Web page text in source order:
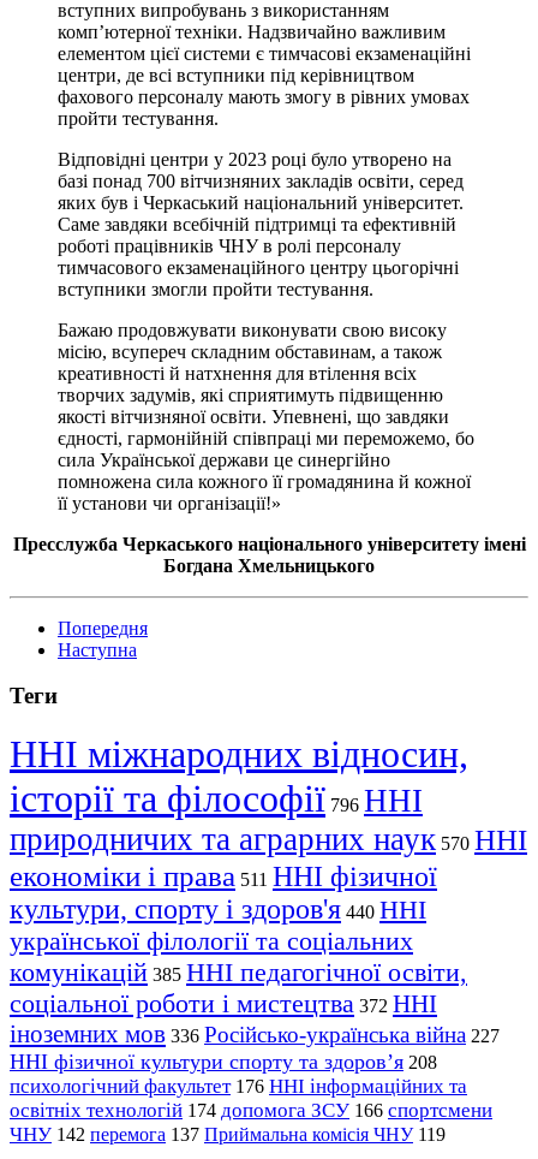
вступних випробувань з використанням
комп’ютерної техніки. Надзвичайно важливим
елементом цієї системи є тимчасові екзаменаційні
центри, де всі вступники під керівництвом
фахового персоналу мають змогу в рівних умовах
пройти тестування.
Відповідні центри у 2023 році було утворено на
базі понад 700 вітчизняних закладів освіти, серед
яких був і Черкаський національний університет.
Саме завдяки всебічній підтримці та ефективній
роботі працівників ЧНУ в ролі персоналу
тимчасового екзаменаційного центру цьогорічні
вступники змогли пройти тестування.
Бажаю продовжувати виконувати свою високу
місію, всупереч складним обставинам, а також
креативності й натхнення для втілення всіх
творчих задумів, які сприятимуть підвищенню
якості вітчизняної освіти. Упевнені, що завдяки
єдності, гармонійній співпраці ми переможемо, бо
сила Української держави це синергійно
помножена сила кожного її громадянина й кожної
її установи чи організації!»
Пресслужба Черкаського національного університету імені
Богдана Хмельницького
Попередня
Наступна
Теги
ННІ міжнародних відносин,
історії та філософії 796 ННІ
природничих та аграрних наук 570 ННІ
економіки і права 511 ННІ фізичної
культури, спорту і здоров'я 440 ННІ
української філології та соціальних
комунікацій 385 ННІ педагогічної освіти,
соціальної роботи і мистецтва 372 ННІ
іноземних мов 336 Російсько-українська війна 227
ННІ фізичної культури спорту та здоров’я 208
психологічний факультет 176 ННІ інформаційних та
освітніх технологій 174 допомога ЗСУ 166 спортсмени
ЧНУ 142 перемога 137 Приймальна комісія ЧНУ 119